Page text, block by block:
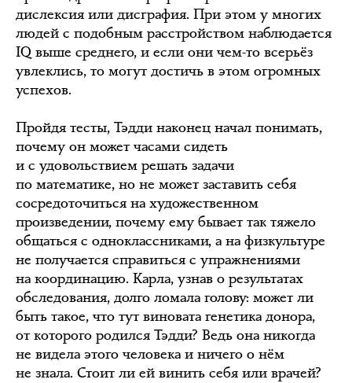
дислексия или дисграфия. При этом у многих
людей с подобным расстройством наблюдается
IQ выше среднего, и если они чем-то всерьёз
увлеклись, то могут достичь в этом огромных
успехов.
Пройдя тесты, Тэдди наконец начал понимать,
почему он может часами сидеть
и с удовольствием решать задачи
по математике, но не может заставить себя
сосредоточиться на художественном
произведении, почему ему бывает так тяжело
общаться с одноклассниками, а на физкультуре
не получается справиться с упражнениями
на координацию. Карла, узнав о результатах
обследования, долго ломала голову: может ли
быть такое, что тут виновата генетика донора,
от которого родился Тэдди? Ведь она никогда
не видела этого человека и ничего о нём
не знала. Стоит ли ей винить себя или врачей?